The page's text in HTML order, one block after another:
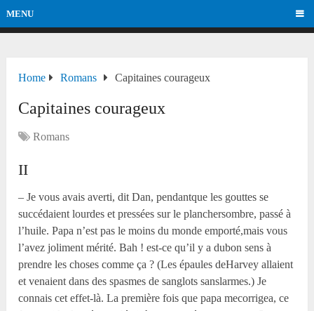
MENU
Home Romans Capitaines courageux
Capitaines courageux
Romans
II
– Je vous avais averti, dit Dan, pendantque les gouttes se
succédaient lourdes et pressées sur le planchersombre, passé à
l’huile. Papa n’est pas le moins du monde emporté,mais vous
l’avez joliment mérité. Bah ! est-ce qu’il y a dubon sens à
prendre les choses comme ça ? (Les épaules deHarvey allaient
et venaient dans des spasmes de sanglots sanslarmes.) Je
connais cet effet-là. La première fois que papa mecorrigea, ce